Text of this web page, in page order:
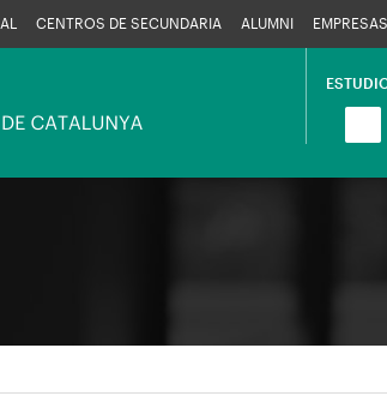
CENTROS DE SECUNDARIA ALUMNI EMPRESAS